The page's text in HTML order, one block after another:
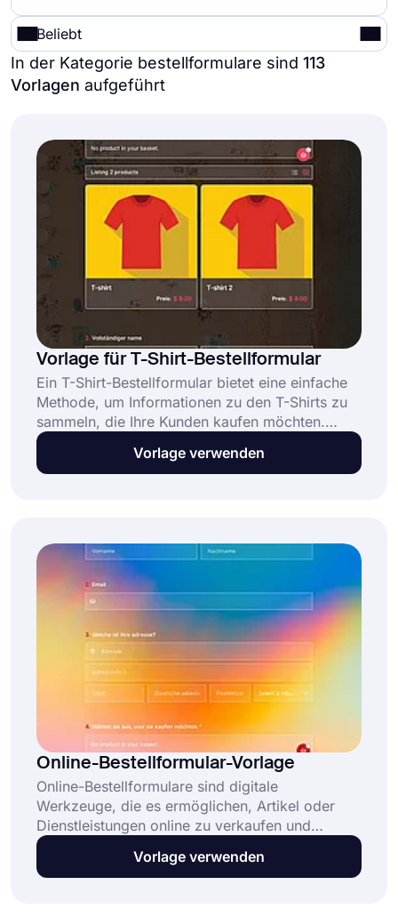
Beliebt
In der Kategorie bestellformulare sind 113
Vorlagen aufgeführt
Vorlage für T-Shirt-Bestellformular
Ein T-Shirt-Bestellformular bietet eine einfache
Methode, um Informationen zu den T-Shirts zu
sammeln, die Ihre Kunden kaufen möchten.
Diese kostenlose Vorlage für T-Shirt-
Bestellformulare ermöglicht es Unternehmen,
Vorlage verwenden
Online-Bestellformular-Vorlage
Online-Bestellformulare sind digitale
Werkzeuge, die es ermöglichen, Artikel oder
Dienstleistungen online zu verkaufen und
automatisch Kundendaten wie Produktauswahl,
Mengen, Versand und Zahlung zu empfangen.
Vorlage verwenden